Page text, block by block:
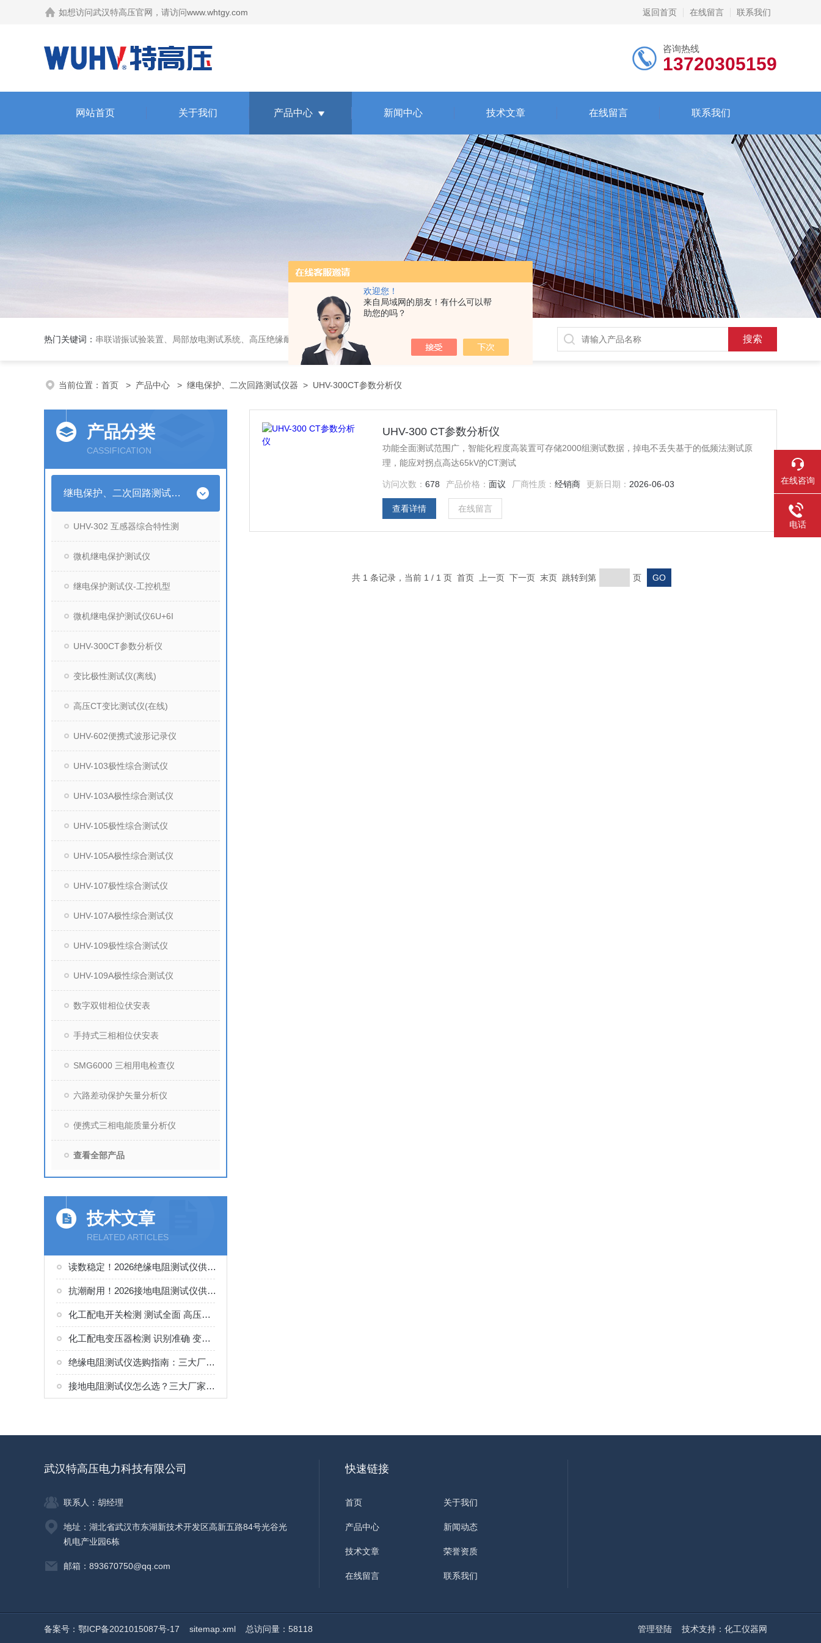
欢迎您！
来自局域网的朋友！有什么可以帮
助您的吗？
如想访问武汉特高压官网，请访问www.whtgy.com 返回首页 在线留言 联系我们
咨询热线
13720305159
网站首页 关于我们 产品中心 新闻中心 技术文章 在线留言 联系我们
热门关键词： 串联谐振试验装置、局部放电测试系统、高压绝缘耐压、变压器测试、断路器测试、继电保护、二次回路测试、电
当前位置： 首页 > 产品中心 > 继电保护、二次回路测试仪器 > UHV-300CT参数分析仪
产品分类
CASSIFICATION
继电保护、二次回路测试仪器
UHV-302 互感器综合特性测
微机继电保护测试仪
继电保护测试仪-工控机型
微机继电保护测试仪6U+6I
UHV-300CT参数分析仪
变比极性测试仪(离线)
高压CT变比测试仪(在线)
UHV-602便携式波形记录仪
UHV-103极性综合测试仪
UHV-103A极性综合测试仪
UHV-105极性综合测试仪
UHV-105A极性综合测试仪
UHV-107极性综合测试仪
UHV-107A极性综合测试仪
UHV-109极性综合测试仪
UHV-109A极性综合测试仪
数字双钳相位伏安表
手持式三相相位伏安表
SMG6000 三相用电检查仪
六路差动保护矢量分析仪
便携式三相电能质量分析仪
查看全部产品
技术文章
RELATED ARTICLES
读数稳定！2026绝缘电阻测试仪供货商。如何正确选择适合的厂家
抗潮耐用！2026接地电阻测试仪供货商。如何正确选择适合的厂家
化工配电开关检测 测试全面 高压开关综合测试仪工况选型参考
化工配电变压器检测 识别准确 变压器变比组别测试仪工况选型参考
绝缘电阻测试仪选购指南：三大厂家实测对比，化工电气绝缘检测适配
接地电阻测试仪怎么选？三大厂家工况对比，化工防雷接地检测专用
UHV-300 CT参数分析仪
功能全面测试范围广，智能化程度高装置可存储2000组测试数据，掉电不丢失基于的低频法测试原
理，能应对拐点高达65kV的CT测试
访问次数：678 产品价格：面议 厂商性质：经销商 更新日期： 2026-06-03
查看详情 在线留言
共 1 条记录，当前 1 / 1 页 首页 上一页 下一页 末页 跳转到第 页
武汉特高压电力科技有限公司
联系人：胡经理
地址：湖北省武汉市东湖新技术开发区高新五路84号光谷光
机电产业园6栋
邮箱：893670750@qq.com
快速链接
首页 关于我们
产品中心 新闻动态
技术文章 荣誉资质
在线留言 联系我们
备案号：鄂ICP备2021015087号-17 sitemap.xml 总访问量：58118 管理登陆 技术支持： 化工仪器网
在线咨询
电话